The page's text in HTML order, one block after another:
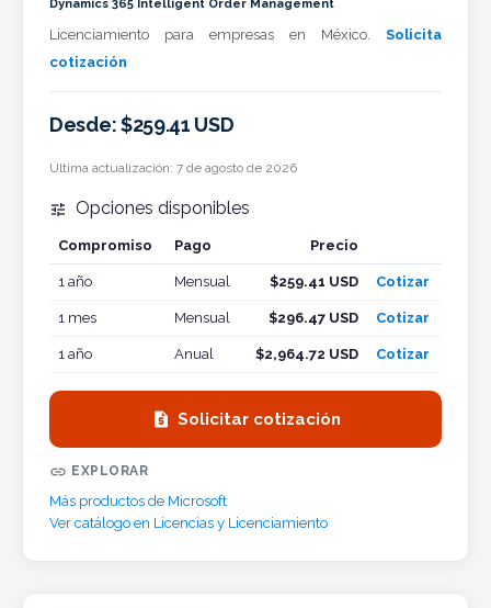
Dynamics 365 Intelligent Order Management
Licenciamiento para empresas en México. Solicita
cotización
Desde: $259.41 USD
Última actualización: 7 de agosto de 2026
 Opciones disponibles
Compromiso Pago Precio
1 año
Mensual $259.41 USD Cotizar
1 mes Mensual $296.47 USD Cotizar
1 año Anual $2,964.72 USD Cotizar
 Solicitar cotización
 EXPLORAR
Más productos de Microsoft
Ver catálogo en Licencias y Licenciamiento